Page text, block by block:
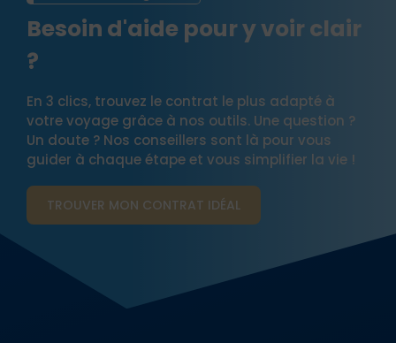
Besoin d'aide pour y voir clair
?
En 3 clics, trouvez le contrat le plus adapté à
votre voyage grâce à nos outils. Une question ?
Un doute ? Nos conseillers sont là pour vous
guider à chaque étape et vous simplifier la vie !
TROUVER MON CONTRAT​ IDÉAL